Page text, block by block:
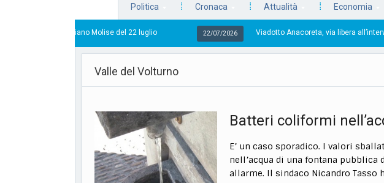
Politica Cronaca Attualità Economia
Piano Molise del 22 luglio 22/07/2026 Viadotto Anacoreta, via libera all’intervento da 15
Valle del Volturno
Batteri coliformi
E’ un caso sporadico. I valori
nell’acqua di una fontana pubblica
allarme. Il sindaco Nicandro Tasso